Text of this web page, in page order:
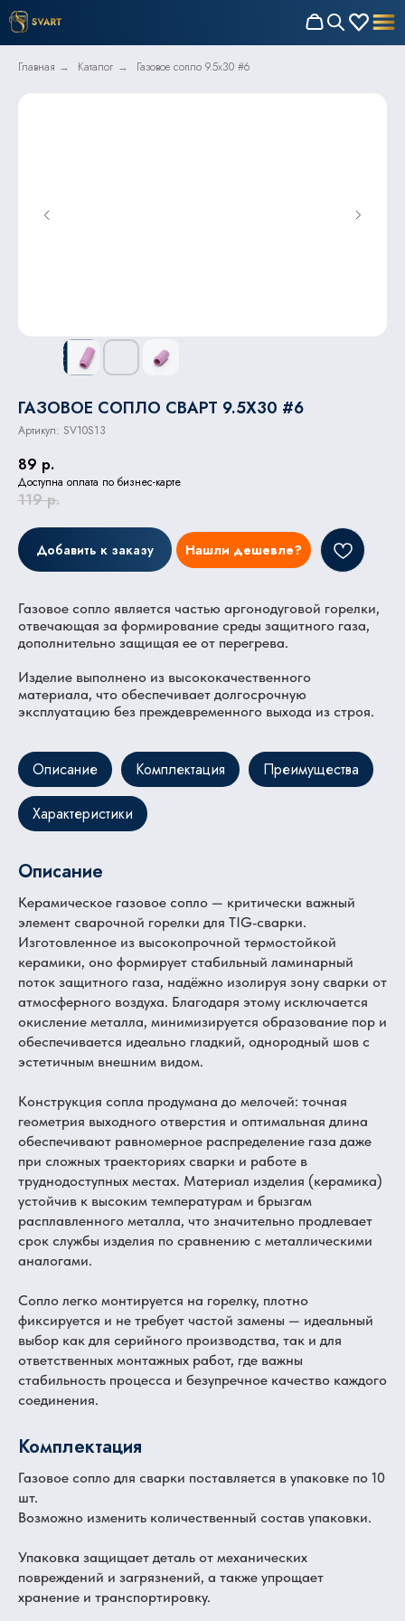
Главная → Каталог → Газовое сопло 9.5x30 #6
ГАЗОВОЕ СОПЛО СВАРТ 9.5X30 #6
Артикул: SV10S13
89 р.
Доступна оплата по бизнес-карте
119 р.
Добавить к заказу Нашли дешевле?
Газовое сопло является частью аргонодуговой горелки,
отвечающая за формирование среды защитного газа,
дополнительно защищая ее от перегрева.
Изделие выполнено из высококачественного
материала, что обеспечивает долгосрочную
эксплуатацию без преждевременного выхода из строя.
Описание Комплектация Преимущества
Характеристики
Описание
Керамическое газовое сопло — критически важный
элемент сварочной горелки для TIG‑сварки.
Изготовленное из высокопрочной термостойкой
керамики, оно формирует стабильный ламинарный
поток защитного газа, надёжно изолируя зону сварки от
атмосферного воздуха. Благодаря этому исключается
окисление металла, минимизируется образование пор и
обеспечивается идеально гладкий, однородный шов с
эстетичным внешним видом.
Конструкция сопла продумана до мелочей: точная
геометрия выходного отверстия и оптимальная длина
обеспечивают равномерное распределение газа даже
при сложных траекториях сварки и работе в
труднодоступных местах. Материал изделия (керамика)
устойчив к высоким температурам и брызгам
расплавленного металла, что значительно продлевает
срок службы изделия по сравнению с металлическими
аналогами.
Сопло легко монтируется на горелку, плотно
фиксируется и не требует частой замены — идеальный
выбор как для серийного производства, так и для
ответственных монтажных работ, где важны
стабильность процесса и безупречное качество каждого
соединения.
Комплектация
Газовое сопло для сварки поставляется в упаковке по 10
шт.
Возможно изменить количественный состав упаковки.
Упаковка защищает деталь от механических
повреждений и загрязнений, а также упрощает
хранение и транспортировку.